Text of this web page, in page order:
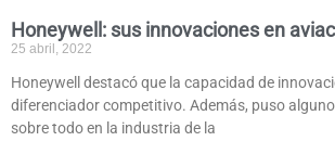
Honeywell: sus innovaciones en
25 abril, 2022
Honeywell destacó que la capacidad de
diferenciador competitivo. Además, puso
sobre todo en la industria de la